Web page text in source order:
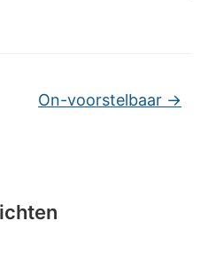
On-voorstelbaar →